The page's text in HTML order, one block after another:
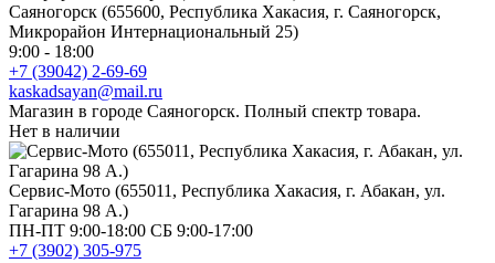
Саяногорск (655600, Республика Хакасия, г. Саяногорск,
Микрорайон Интернациональный 25)
9:00 - 18:00
+7 (39042) 2-69-69
kaskadsayan@mail.ru
Магазин в городе Саяногорск. Полный спектр товара.
Нет в наличии
Сервис-Мото (655011, Республика Хакасия, г. Абакан, ул.
Гагарина 98 А.)
ПН-ПТ 9:00-18:00 СБ 9:00-17:00
+7 (3902) 305-975